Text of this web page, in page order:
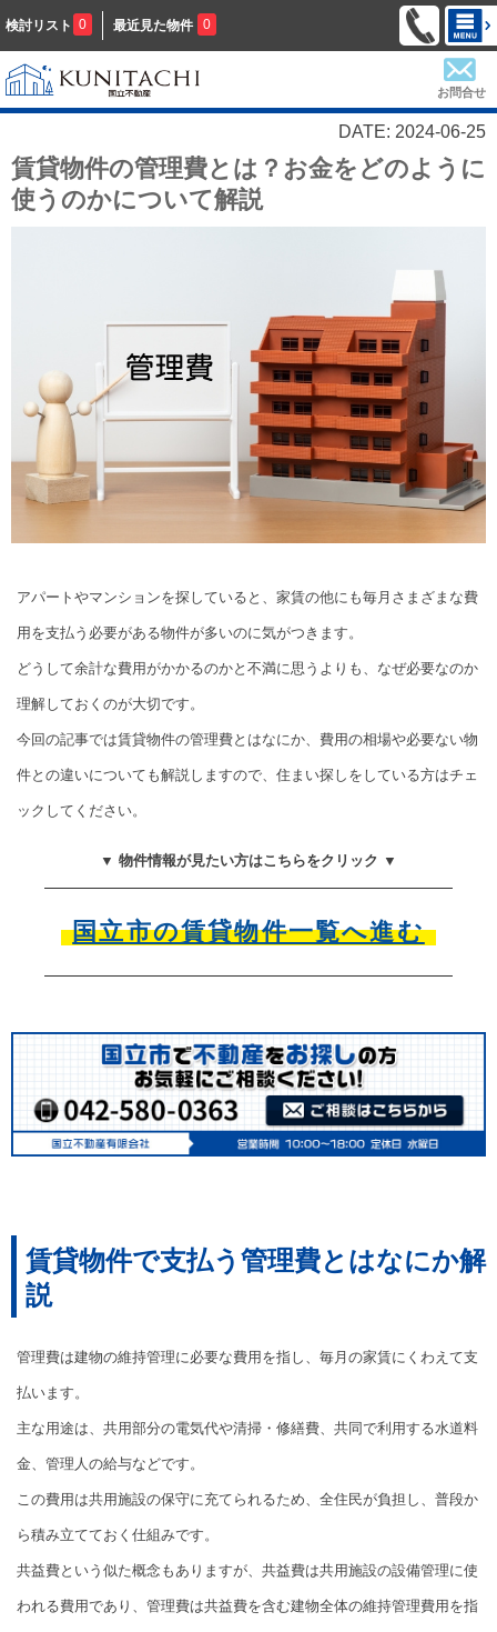
検討リスト 0 最近見た物件 0
お問合せ
DATE: 2024-06-25
賃貸物件の管理費とは？お金をどのように
使うのかについて解説
アパートやマンションを探していると、家賃の他にも毎月さまざまな費
用を支払う必要がある物件が多いのに気がつきます。
どうして余計な費用がかかるのかと不満に思うよりも、なぜ必要なのか
理解しておくのが大切です。
今回の記事では賃貸物件の管理費とはなにか、費用の相場や必要ない物
件との違いについても解説しますので、住まい探しをしている方はチェ
ックしてください。
▼ 物件情報が見たい方はこちらをクリック ▼
国立市の賃貸物件一覧へ進む
賃貸物件で支払う管理費とはなにか解
説
管理費は建物の維持管理に必要な費用を指し、毎月の家賃にくわえて支
払います。
主な用途は、共用部分の電気代や清掃・修繕費、共同で利用する水道料
金、管理人の給与などです。
この費用は共用施設の保守に充てられるため、全住民が負担し、普段か
ら積み立てておく仕組みです。
共益費という似た概念もありますが、共益費は共用施設の設備管理に使
われる費用であり、管理費は共益費を含む建物全体の維持管理費用を指